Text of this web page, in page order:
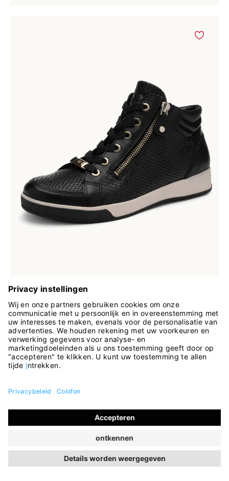
18 Kleuren
Verkrijgbaar in vele maten
Sneaker Rom zwart